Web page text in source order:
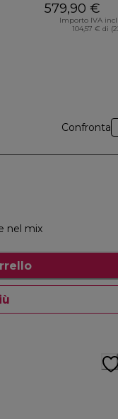
579,90 €
Importo IVA
104,57 € di
Confronta
nel mix